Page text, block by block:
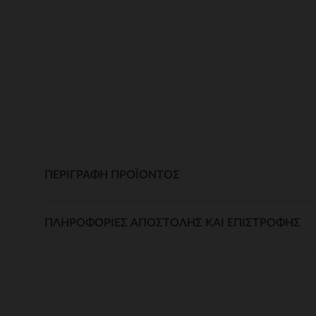
ΠΕΡΙΓΡΑΦΉ ΠΡΟΪΌΝΤΟΣ
ΠΛΗΡΟΦΟΡΊΕΣ ΑΠΟΣΤΟΛΉΣ ΚΑΙ ΕΠΙΣΤΡΟΦΉΣ